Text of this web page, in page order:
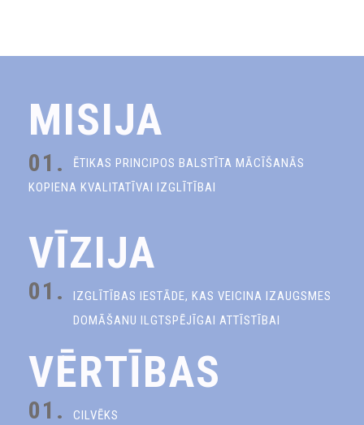
MISIJA
01.
ĒTIKAS PRINCIPOS BALSTĪTA MĀCĪŠANĀS
KOPIENA KVALITATĪVAI IZGLĪTĪBAI
VĪZIJA
01.
IZGLĪTĪBAS IESTĀDE, KAS VEICINA IZAUGSMES
DOMĀŠANU ILGTSPĒJĪGAI ATTĪSTĪBAI
VĒRTĪBAS
01. CILVĒKS